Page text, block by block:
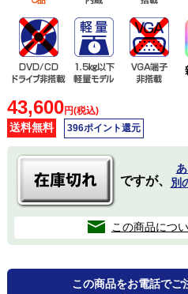
43,600円(税込)
送料無料 396ポイント還元
ですが、
別
この商品につ
この商品をお電話でご